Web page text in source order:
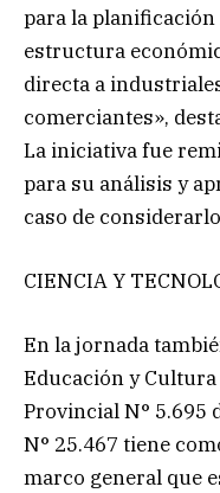
para la
estructura
directa a
comerciantes»,
La iniciativa fue
para su análisis y
caso de
CIENCIA Y
En la jornada
Educación y
Provincial N° 5.695
N° 25.467 tiene
marco general que